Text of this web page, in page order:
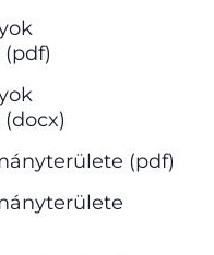
(pdf)